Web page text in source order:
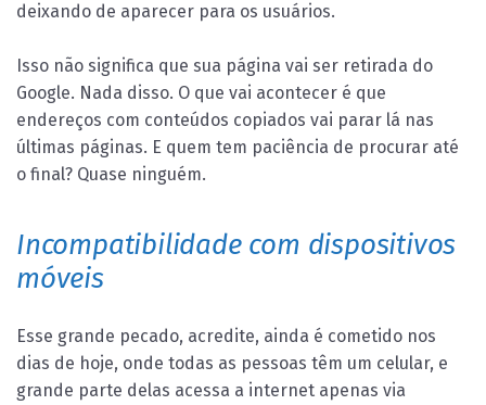
deixando de aparecer para os usuários.
Isso não significa que sua página vai ser retirada do
Google. Nada disso. O que vai acontecer é que
endereços com conteúdos copiados vai parar lá nas
últimas páginas. E quem tem paciência de procurar até
o final? Quase ninguém.
Incompatibilidade com dispositivos
móveis
Esse grande pecado, acredite, ainda é cometido nos
dias de hoje, onde todas as pessoas têm um celular, e
grande parte delas acessa a internet apenas via